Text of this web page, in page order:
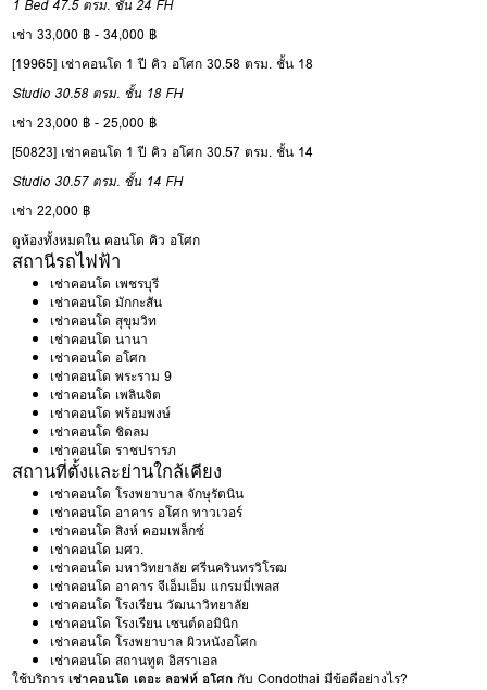
1 Bed 47.5 ตรม. ชั้น 24 FH
เช่า 33,000 ฿ - 34,000 ฿
[19965] เช่าคอนโด 1 ปี คิว อโศก 30.58 ตรม. ชั้น 18
Studio 30.58 ตรม. ชั้น 18 FH
เช่า 23,000 ฿ - 25,000 ฿
[50823] เช่าคอนโด 1 ปี คิว อโศก 30.57 ตรม. ชั้น 14
Studio 30.57 ตรม. ชั้น 14 FH
เช่า 22,000 ฿
ดูห้องทั้งหมดใน คอนโด คิว อโศก
สถานีรถไฟฟ้า
เช่าคอนโด เพชรบุรี
เช่าคอนโด มักกะสัน
เช่าคอนโด สุขุมวิท
เช่าคอนโด นานา
เช่าคอนโด อโศก
เช่าคอนโด พระราม 9
เช่าคอนโด เพลินจิต
เช่าคอนโด พร้อมพงษ์
เช่าคอนโด ชิดลม
เช่าคอนโด ราชปรารภ
สถานที่ตั้งและย่านใกล้เคียง
เช่าคอนโด โรงพยาบาล จักษุรัตนิน
เช่าคอนโด อาคาร อโศก ทาวเวอร์
เช่าคอนโด สิงห์ คอมเพล็กซ์
เช่าคอนโด มศว.
เช่าคอนโด มหาวิทยาลัย ศรีนครินทรวิโรฒ
เช่าคอนโด อาคาร จีเอ็มเอ็ม แกรมมี่เพลส
เช่าคอนโด โรงเรียน วัฒนาวิทยาลัย
เช่าคอนโด โรงเรียน เซนต์ดอมินิก
เช่าคอนโด โรงพยาบาล ผิวหนังอโศก
เช่าคอนโด สถานทูต อิสราเอล
ใช้บริการเช่าคอนโด เดอะ ลอฟท์ อโศก กับ Condothai มีข้อดีอย่างไร?